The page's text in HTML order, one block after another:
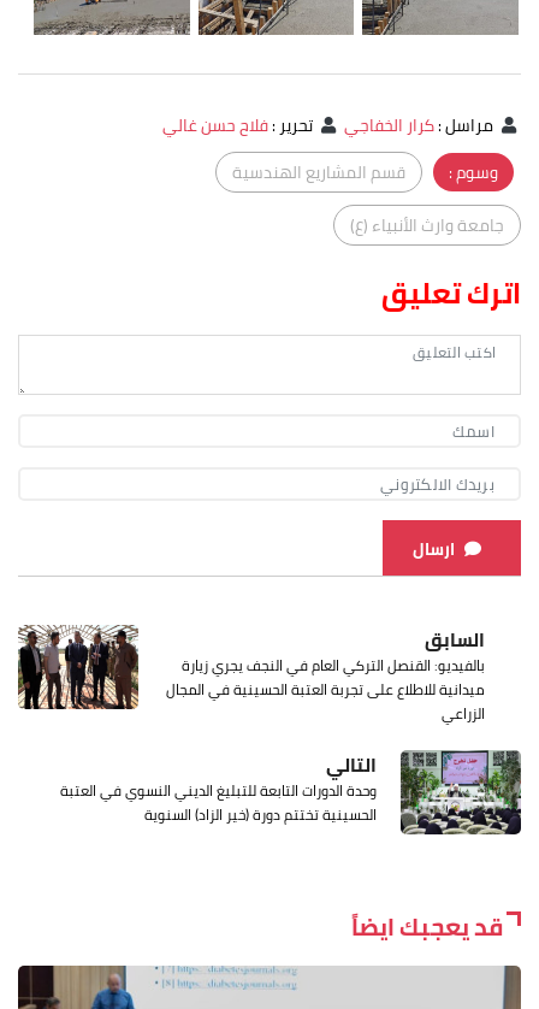
مراسل:كرار الخفاجي تحرير:فلاح حسن غالي
وسوم :
قسم المشاريع الهندسية
جامعة وارث الأنبياء (ع)
اترك تعليق
ارسال
السابق
بالفيديو: القنصل التركي العام في النجف يجري زيارة
ميدانية للاطلاع على تجربة العتبة الحسينية في المجال
الزراعي
التالي
وحدة الدورات التابعة للتبليغ الديني النسوي في العتبة
الحسينية تختتم دورة (خير الزاد) السنوية
قد يعجبك ايضاً